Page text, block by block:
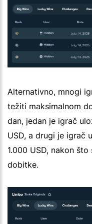
Alternativno, mnogi
težiti maksimalnom
dan, jedan je igrač
USD, a drugi je igrač
1.000 USD, nakon
dobitke.